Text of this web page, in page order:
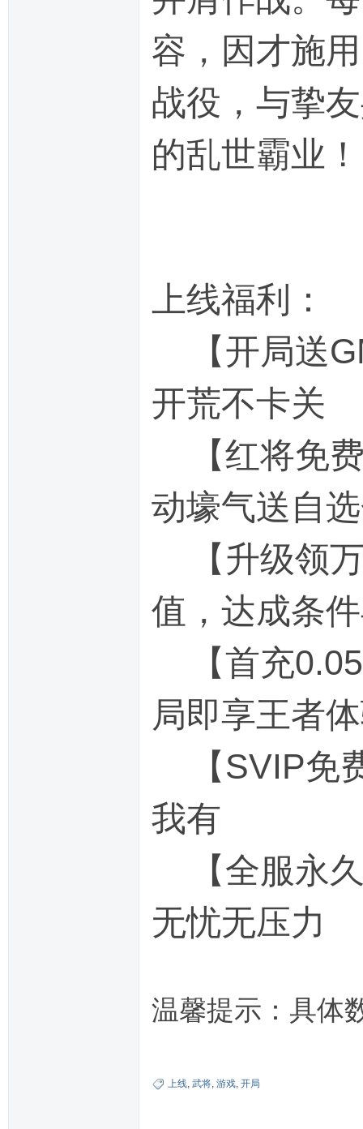
容，因才施
战役，与挚
的乱世霸业！
上线福利：
【开局送
开荒不卡关
【红将免费
动壕气送自
【升级领万
值，达成条
【首充0.05
局即享王者
【SVIP免
我有
【全服永久
无忧无压力
温馨提示：具体
上线, 武将, 游戏, 开局